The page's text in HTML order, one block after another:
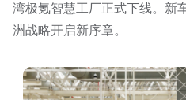
湾极氪智慧工厂正式下线。新
洲战略开启新序章。